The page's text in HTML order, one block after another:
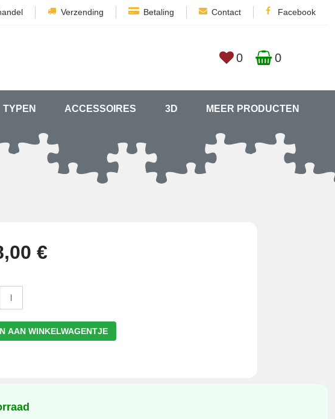
Verzending Betaling Contact Facebook
0 0
TYPEN ACCESSOIRES 3D MEER PRODUCTEN
€
AAN WINKELWAGENTJE